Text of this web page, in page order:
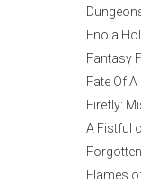
Enola
Fantasy
Fate Of
Firefly:
A Fistful
Flames